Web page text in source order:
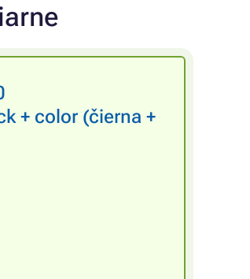
+ color (čierna +